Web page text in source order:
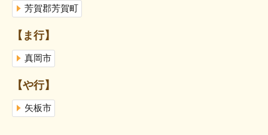
芳賀郡芳賀町
【ま行】
真岡市
【や行】
矢板市